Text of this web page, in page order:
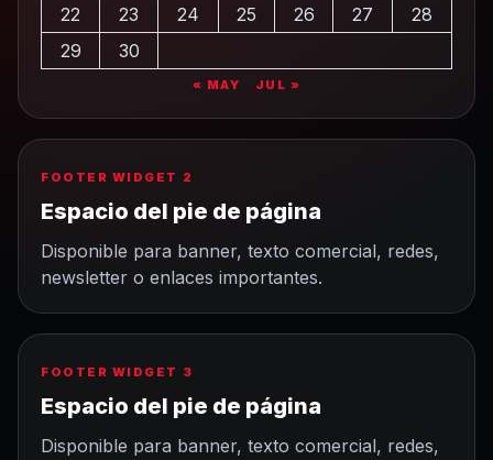
22
23 24 25 26 27
28
29
30
« MAY JUL »
FOOTER WIDGET 2
Espacio del pie de página
Disponible para banner, texto comercial, redes,
newsletter o enlaces importantes.
FOOTER WIDGET 3
Espacio del pie de página
Disponible para banner, texto comercial, redes,